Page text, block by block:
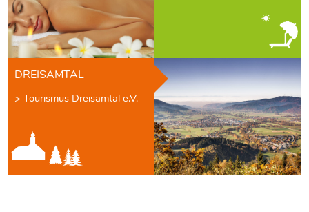
DREISAMTAL
> Tourismus Dreisamtal e.V.